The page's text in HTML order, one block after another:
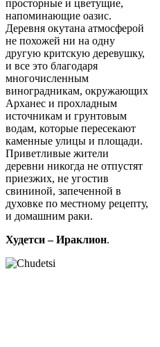
просторные и цветущие,
напоминающие оазис.
Деревня окутана атмосферой
не похожей ни на одну
другую критскую деревушку,
и все это благодаря
многочисленным
виноградникам, окружающих
Арханес и прохладным
источникам и грунтовым
водам, которые пересекают
каменные улицы и площади.
Приветливые жители
деревни никогда не отпустят
приезжих, не угостив
свининой, запеченной в
духовке по местному рецепту,
и домашним раки.
Худетси – Ираклион.